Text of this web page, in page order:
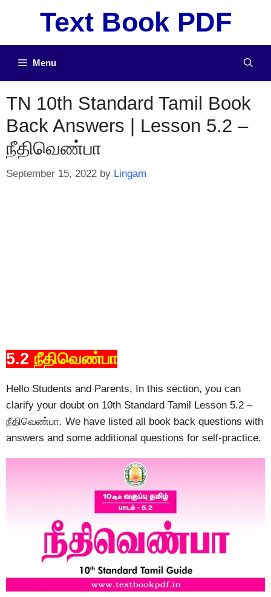
Text Book PDF
Menu
TN 10th Standard Tamil Book
Back Answers | Lesson 5.2 –
நீதிவெண்பா
September 15, 2022 by Lingam
5.2 நீதிவெண்பா
Hello Students and Parents, In this section, you can
clarify your doubt on 10th Standard Tamil Lesson 5.2 –
நீதிவெண்பா. We have listed all book back questions with
answers and some additional questions for self-practice.